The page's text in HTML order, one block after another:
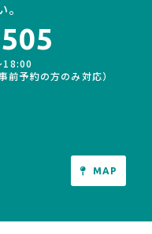
18:00
前予約の方のみ対応）
MAP